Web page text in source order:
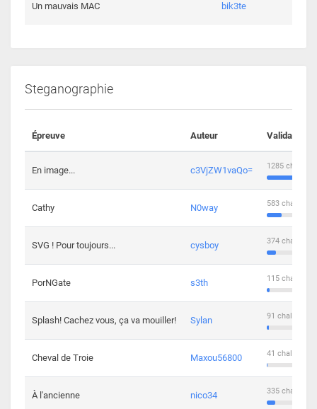
Un mauvais MAC bik3te
Steganographie
Épreuve Auteur Validations
En image... c3VjZW1vaQo= 1285
Cathy N0way 583
SVG ! Pour toujours... cysboy 374
PorNGate s3th 115
Splash! Cachez vous, ça va mouiller! Sylan 91
Cheval de Troie Maxou56800 41
À l'ancienne nico34 335